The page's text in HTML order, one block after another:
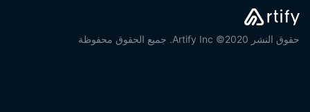
حقوق النشر 2020© Artify Inc. جميع الحقوق محفوظة